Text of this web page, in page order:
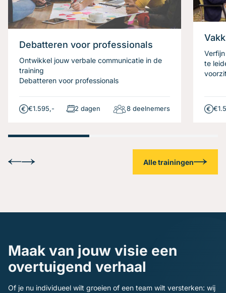
Debatteren voor professionals
Ontwikkel jouw verbale communicatie in de
training
Debatteren voor professionals
€1.595,- 2 dagen 8 deelnemers
te
Alle trainingen
Maak van jouw visie een
overtuigend verhaal
Of je nu individueel wilt groeien of een team wilt versterken: wij